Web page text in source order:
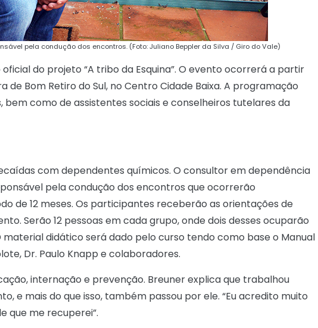
pela condução dos encontros. (Foto: Juliano Beppler da Silva / Giro do Vale)
do projeto “A tribo da Esquina”. O evento ocorrerá a partir
de Bom Retiro do Sul, no Centro Cidade Baixa. A programação
como de assistentes sociais e conselheiros tutelares da
com dependentes químicos. O consultor em dependência
pela condução dos encontros que ocorrerão
de 12 meses. Os participantes receberão as orientações de
Serão 12 pessoas em cada grupo, onde dois desses ocuparão
didático será dado pelo curso tendo como base o Manual
Dr. Paulo Knapp e colaboradores.
internação e prevenção. Breuner explica que trabalhou
e mais do que isso, também passou por ele. “Eu acredito muito
que me recuperei”.